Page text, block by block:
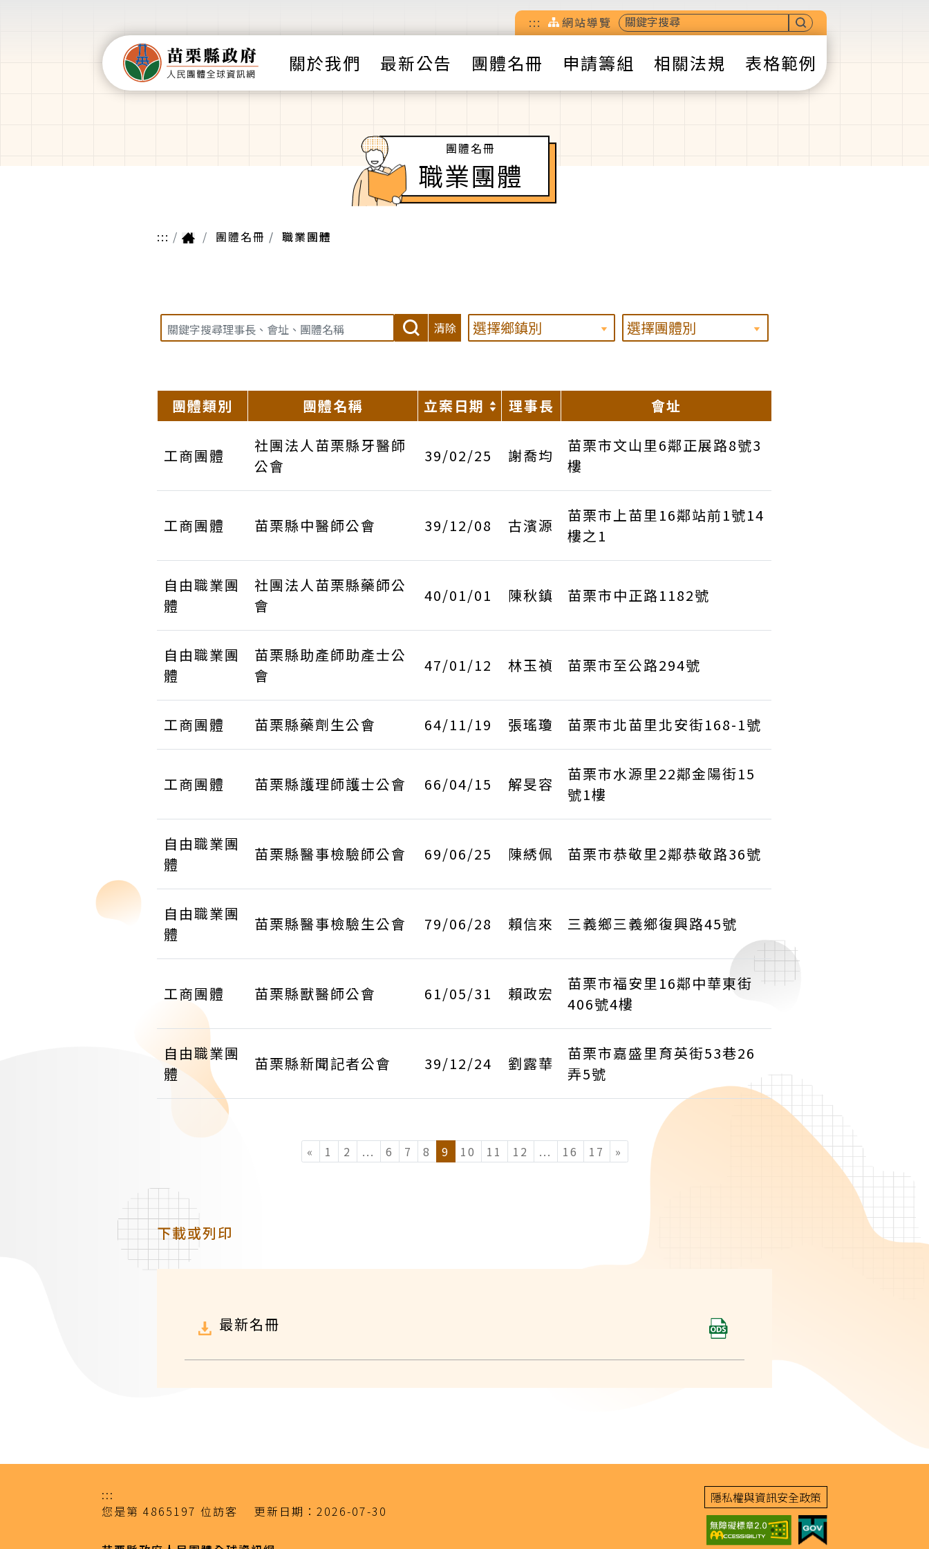
::: 網站導覽
關於我們 最新公告 團體名冊 申請籌組 相關法規 表格範例
團體名冊
職業團體
::: 團體名冊 職業團體
清除
團體類別 團體名稱 立案日期 理事長 會址
工商團體
社團法人苗栗縣牙醫師
公會
39/02/25 謝喬均
苗栗市文山里6鄰正展路8號3
樓
工商團體 苗栗縣中醫師公會 39/12/08 古濱源
苗栗市上苗里16鄰站前1號14
樓之1
自由職業團
體
社團法人苗栗縣藥師公
會
40/01/01 陳秋鎮 苗栗市中正路1182號
自由職業團
體
苗栗縣助產師助產士公
會
47/01/12 林玉禎 苗栗市至公路294號
工商團體 苗栗縣藥劑生公會 64/11/19 張瑤瓊 苗栗市北苗里北安街168-1號
工商團體 苗栗縣護理師護士公會 66/04/15 解旻容
苗栗市水源里22鄰金陽街15
號1樓
自由職業團
體
苗栗縣醫事檢驗師公會 69/06/25 陳綉佩 苗栗市恭敬里2鄰恭敬路36號
自由職業團
體
苗栗縣醫事檢驗生公會 79/06/28 賴信來 三義鄉三義鄉復興路45號
工商團體 苗栗縣獸醫師公會 61/05/31 賴政宏
苗栗市福安里16鄰中華東街
406號4樓
自由職業團
體
苗栗縣新聞記者公會 39/12/24 劉露華
苗栗市嘉盛里育英街53巷26
弄5號
« 1 2 ... (current)
6 7 8 9 10 11 12 ... (current)
16 17 »
下載或列印
最新名冊
:::
您是第 4865197 位訪客 更新日期： 2026-07-30
隱私權與資訊安全政策